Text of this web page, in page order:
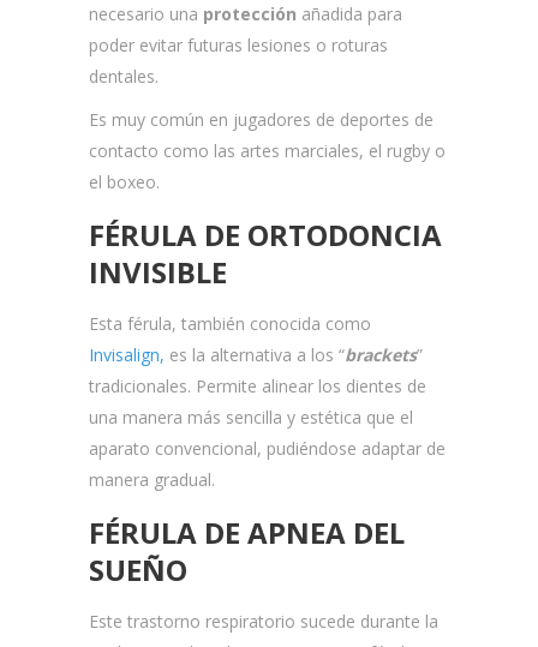
necesario una protección añadida para
poder evitar futuras lesiones o roturas
dentales.
Es muy común en jugadores de deportes de
contacto como las artes marciales, el rugby o
el boxeo.
FÉRULA DE ORTODONCIA
INVISIBLE
Esta férula, también conocida como
Invisalign, es la alternativa a los “brackets”
tradicionales. Permite alinear los dientes de
una manera más sencilla y estética que el
aparato convencional, pudiéndose adaptar de
manera gradual.
FÉRULA DE APNEA DEL
SUEÑO
Este trastorno respiratorio sucede durante la